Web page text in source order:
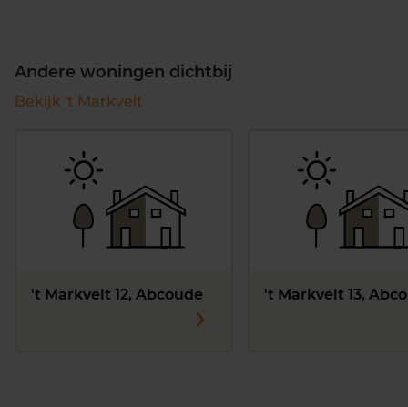
Andere woningen dichtbij
Bekijk 't Markvelt
't Markvelt 12, Abcoude 't Markvelt 13,